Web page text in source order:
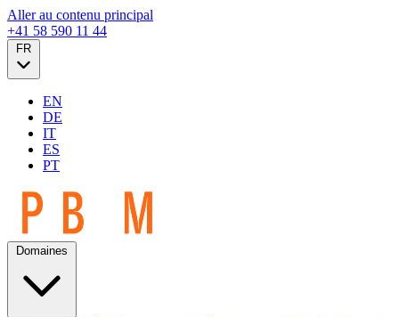
Aller au contenu principal
+41 58 590 11 44
EN
DE
IT
ES
PT